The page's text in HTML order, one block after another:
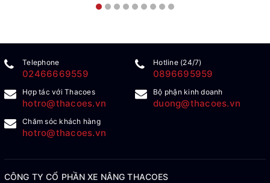
Telephone
02466669559
Hotline (24/7)
0896695959
Hợp tác với Thacoes
hotro@thacoes.vn
Bộ phận kinh doanh
duong@thacoes.vn
Chăm sóc khách hàng
hotro@thacoes.vn
CÔNG TY CỔ PHẦN XE NÂNG THACOES